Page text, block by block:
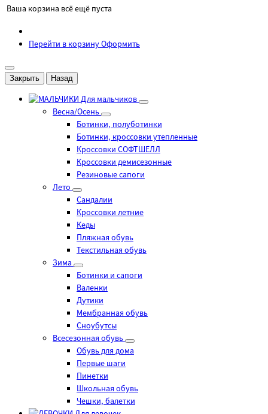
Ваша корзина всё ещё пуста
Перейти в корзинуОформить
Закрыть Назад
Для мальчиков
Весна/Осень
Ботинки, полуботинки
Ботинки, кроссовки утепленные
Кроссовки СОФТШЕЛЛ
Кроссовки демисезонные
Резиновые сапоги
Лето
Cандалии
Кроссовки летние
Кеды
Пляжная обувь
Текстильная обувь
Зима
Ботинки и сапоги
Валенки
Дутики
Мембранная обувь
Сноубутсы
Всесезонная обувь
Обувь для дома
Первые шаги
Пинетки
Школьная обувь
Чешки, балетки